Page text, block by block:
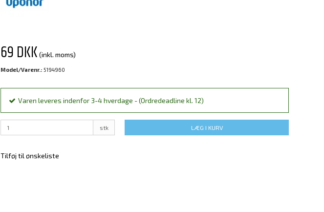
69 DKK (inkl. moms)
Model/Varenr.: 5194960
Varen leveres indenfor 3-4 hverdage - (Ordredeadline kl. 12)
stk LÆG I KURV
Tilføj til ønskeliste